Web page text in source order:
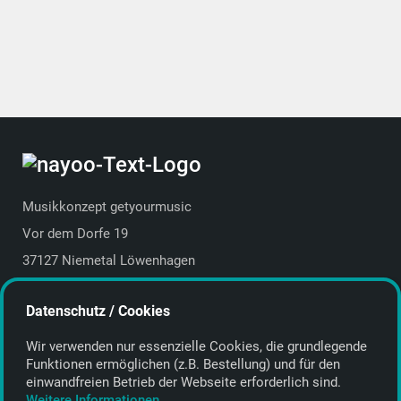
Musikkonzept getyourmusic
Vor dem Dorfe 19
37127 Niemetal Löwenhagen
E-Mail:info@getyourmusic.de
Alle Informationen
Kontakt
Datenschutz / Cookies
Wir verwenden nur essenzielle Cookies, die grund­legende
Funktionen ermöglichen (z.B. Bestellung) und für den
einwand­freien Betrieb der Webseite erforderlich sind.